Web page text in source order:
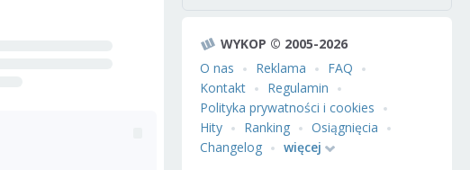
WYKOP © 2005-2026
O nas
Reklama
FAQ
Kontakt
Regulamin
Polityka prywatności i cookies
Hity
Ranking
Osiągnięcia
Changelog
więcej